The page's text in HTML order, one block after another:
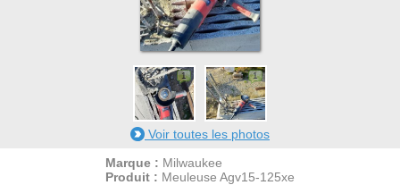
1 1
Voir toutes les photos
Marque : Milwaukee
Produit : Meuleuse Agv15-125xe